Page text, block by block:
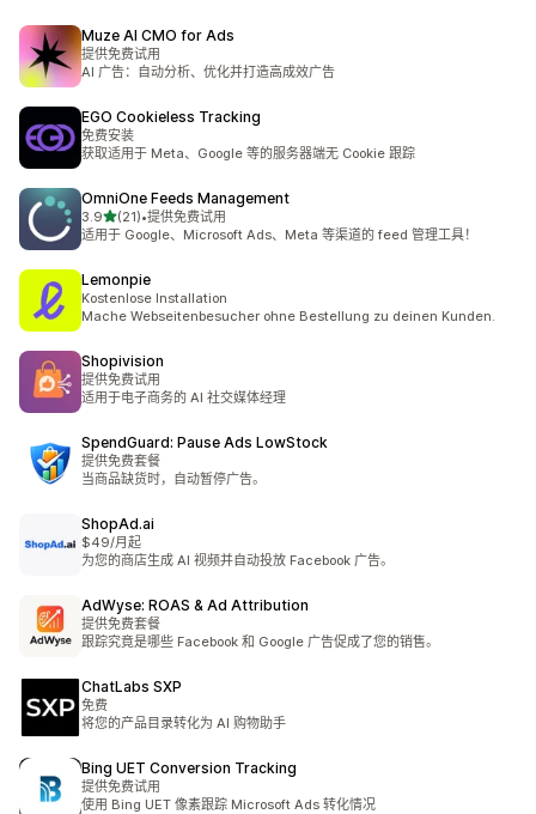
Muze AI CMO for Ads
提供免费试用
AI 广告：自动分析、优化并打造高成效广告
EGO Cookieless Tracking
免费安装
获取适用于 Meta、Google 等的服务器端无 Cookie 跟踪
OmniOne Feeds Management
3.9星（满分 5 星）
(21)
总共 21 条评论
•提供免费试用
适用于 Google、Microsoft Ads、Meta 等渠道的 feed 管理工具！
Lemonpie
Kostenlose Installation
Mache Webseitenbesucher ohne Bestellung zu deinen Kunden.
Shopivision
提供免费试用
适用于电子商务的 AI 社交媒体经理
SpendGuard: Pause Ads LowStock
提供免费套餐
当商品缺货时，自动暂停广告。
ShopAd.ai
$49/月起
为您的商店生成 AI 视频并自动投放 Facebook 广告。
AdWyse: ROAS & Ad Attribution
提供免费套餐
跟踪究竟是哪些 Facebook 和 Google 广告促成了您的销售。
ChatLabs SXP
免费
将您的产品目录转化为 AI 购物助手
Bing UET Conversion Tracking
提供免费试用
使用 Bing UET 像素跟踪 Microsoft Ads 转化情况